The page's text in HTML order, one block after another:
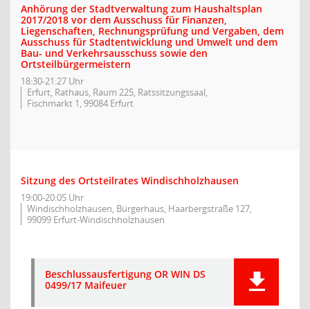
Anhörung der Stadtverwaltung zum Haushaltsplan
2017/2018 vor dem Ausschuss für Finanzen,
Liegenschaften, Rechnungsprüfung und Vergaben, dem
Ausschuss für Stadtentwicklung und Umwelt und dem
Bau- und Verkehrsausschuss sowie den
Ortsteilbürgermeistern
18:30-21:27 Uhr
Erfurt, Rathaus, Raum 225, Ratssitzungssaal,
Fischmarkt 1, 99084 Erfurt
Sitzung des Ortsteilrates Windischholzhausen
19:00-20:05 Uhr
Windischholzhausen, Bürgerhaus, Haarbergstraße 127,
99099 Erfurt-Windischholzhausen
Beschlussausfertigung OR WIN DS
0499/17 Maifeuer